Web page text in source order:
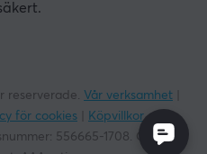
reserverade. Vår verksamhet
för cookies
Köpvillkor
556665-1708. God